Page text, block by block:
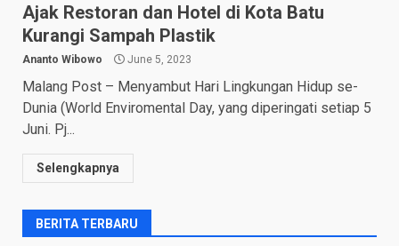
Ajak Restoran dan Hotel di Kota Batu
Kurangi Sampah Plastik
Ananto Wibowo June 5, 2023
Malang Post – Menyambut Hari Lingkungan Hidup se-
Dunia (World Enviromental Day, yang diperingati setiap 5
Juni. Pj...
Selengkapnya
BERITA TERBARU